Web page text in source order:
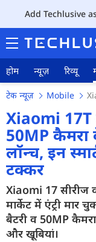
Add Techlusive
होम न्यूज़ रिव्यू
होम
न्यूज़
रिव्यू
मोबाइल फोन्स
टेक न्यूज़ Mobile
Xiaomi 17T
50MP
लॉन्च, इन
टक्कर
Xiaomi 17 सीरीज
मार्केट में एंट्री
बैटरी व 50MP
और खूबियां।